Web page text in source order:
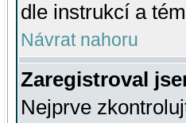
dle instrukcí a
Návrat nahoru
Zaregistroval
Nejprve